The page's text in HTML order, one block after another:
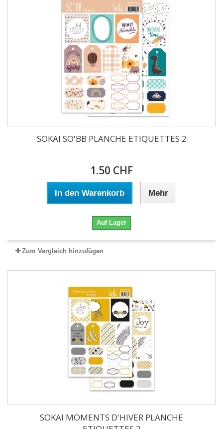
SOKAI SO'BB PLANCHE ETIQUETTES 2
1.50 CHF
In den Warenkorb Mehr
Auf Lager
Zum Vergleich hinzufügen
SOKAI MOMENTS D'HIVER PLANCHE